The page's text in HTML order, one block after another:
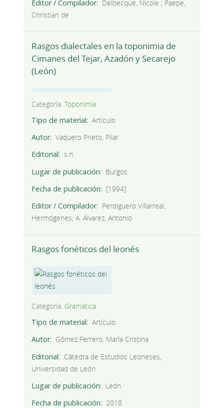
Editor / Compilador
Delbecque, Nicole ; Paepe,
Christian de
Rasgos dialectales en la toponimia de
Cimanes del Tejar, Azadón y Secarejo
(León)
Categoría: Toponimia
Tipo de material
Artículo
Autor
Vaquero Prieto, Pilar
Editorial
s.n.
Lugar de publicación
Burgos
Fecha de publicación
[1994]
Editor / Compilador
Perdiguero Villarreal,
Hermógenes; A. Álvarez, Antonio
Rasgos fonéticos del leonés
Categoría: Gramática
Tipo de material
Artículo
Autor
Gómez Ferrero, María Cristina
Editorial
Cátedra de Estudios Leoneses,
Universidad de León
Lugar de publicación
León
Fecha de publicación
2018